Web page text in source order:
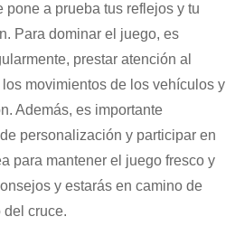
a prueba tus reflejos y tu
Para dominar el juego, es
prestar atención al
movimientos de los vehículos y
Además, es importante
personalización y participar en
para mantener el juego fresco y
y estarás en camino de
del cruce.